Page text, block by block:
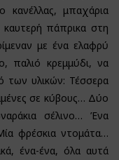
κανέλλας, μπαχάρια
καυτερή πάπρικα στη
με ένα ελαφρύ
παλιό κρεμμύδι, να
των υλικών: Τέσσερα
σε κύβους… Δύο
σέλινο… Ένα
φρέσκια ντομάτα…
ένα-ένα, όλα αυτά